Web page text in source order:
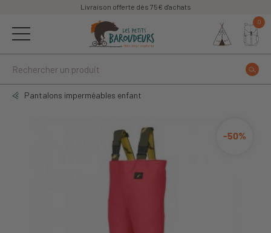
Livraison offerte dès 75€ d'achats
0
Pantalons imperméables enfant
-50%